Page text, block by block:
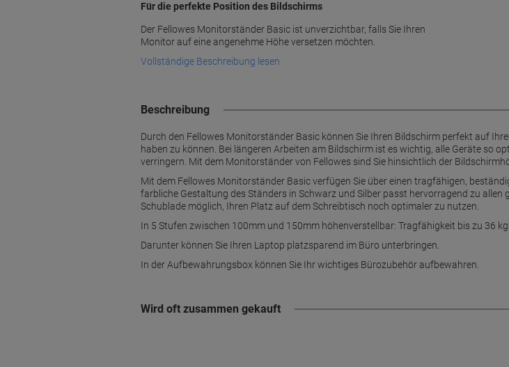
Für die perfekte Position des Bildschirms
Der Fellowes Monitorständer Basic ist unverzichtbar, falls Sie Ihren
Monitor auf eine angenehme Höhe versetzen möchten.
Vollständige Beschreibung lesen
Beschreibung
Durch den Fellowes Monitorständer Basic können Sie Ihren Bildschirm perfekt auf
haben zu können. Bei längeren Arbeiten am Bildschirm ist es wichtig, alle Geräte so
verringern. Mit dem Monitorständer von Fellowes sind Sie hinsichtlich der
Mit dem Fellowes Monitorständer Basic verfügen Sie über einen tragfähigen,
farbliche Gestaltung des Ständers in Schwarz und Silber passt hervorragend zu
Schublade möglich, Ihren Platz auf dem Schreibtisch noch optimaler zu nutzen.
In 5 Stufen zwischen 100mm und 150mm höhenverstellbar: Tragfähigkeit bis zu 36 kg:
Darunter können Sie Ihren Laptop platzsparend im Büro unterbringen.
In der Aufbewahrungsbox können Sie Ihr wichtiges Bürozubehör aufbewahren.
Wird oft zusammen gekauft